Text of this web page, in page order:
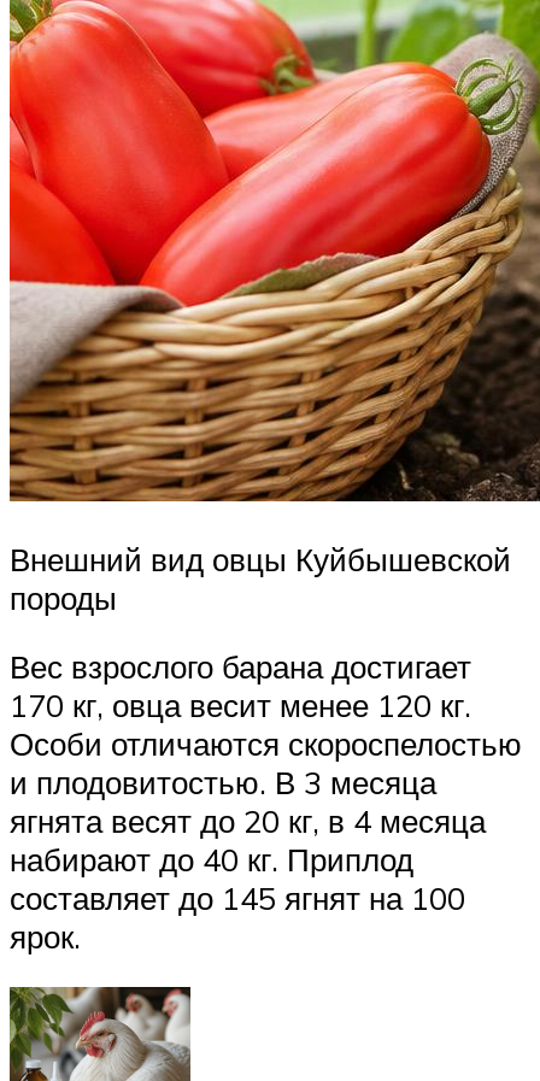
Внешний вид овцы Куйбышевской
породы
Вес взрослого барана достигает
170 кг, овца весит менее 120 кг.
Особи отличаются скороспелостью
и плодовитостью. В 3 месяца
ягнята весят до 20 кг, в 4 месяца
набирают до 40 кг. Приплод
составляет до 145 ягнят на 100
ярок.